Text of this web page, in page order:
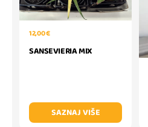
12,00 €
SANSEVIERIA MIX
SAZNAJ VIŠE